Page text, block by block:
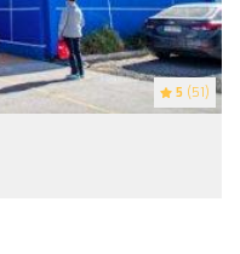
5 (51)